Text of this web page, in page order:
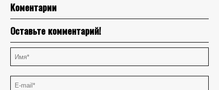
Коментарии
Оставьте комментарий!